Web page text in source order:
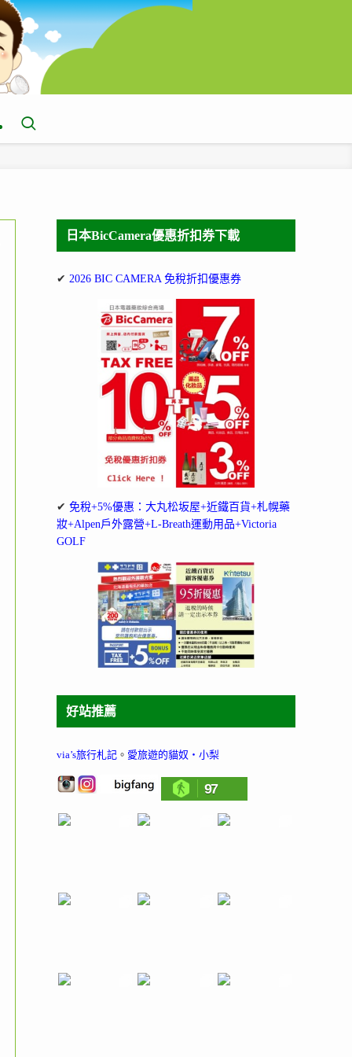
日本BicCamera優惠折扣券下載
✔ 2026 BIC CAMERA 免稅折扣優惠券
✔ 免稅+5%優惠：大丸松坂屋+近鐵百貨+札幌藥
妝+Alpen戶外露營+L-Breath運動用品+Victoria
GOLF
好站推薦
via’s旅行札記 。 愛旅遊的貓奴‧小梨
97